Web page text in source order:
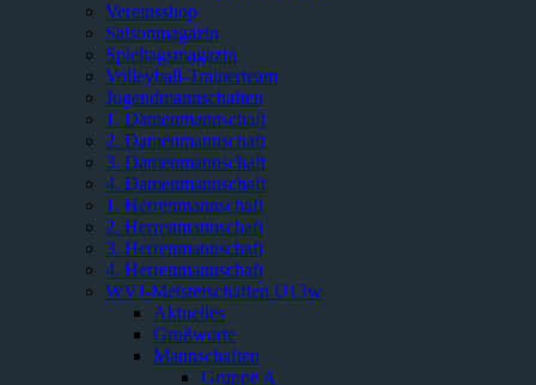
Vereinsshop
Saisonmagazin
Spieltagsmagazin
Volleyball-Trainerteam
Jugendmannschaften
1. Damenmannschaft
2. Damenmannschaft
3. Damenmannschaft
4. Damenmannschaft
1. Herrenmannschaft
2. Herrenmannschaft
3. Herrenmannschaft
4. Herrenmannschaft
WVJ-Meisterschaften U13w
Aktuelles
Grußworte
Mannschaften
Gruppe A